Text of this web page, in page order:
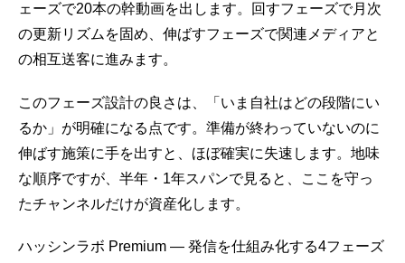
ェーズで20本の幹動画を出します。回すフェーズで月次
の更新リズムを固め、伸ばすフェーズで関連メディアと
の相互送客に進みます。
このフェーズ設計の良さは、「いま自社はどの段階にい
るか」が明確になる点です。準備が終わっていないのに
伸ばす施策に手を出すと、ほぼ確実に失速します。地味
な順序ですが、半年・1年スパンで見ると、ここを守っ
たチャンネルだけが資産化します。
ハッシンラボ Premium ― 発信を仕組み化する4フェーズ